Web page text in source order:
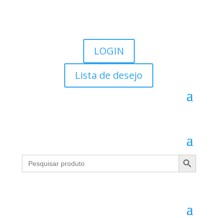
LOGIN
Lista de desejo
Search
for:
Search Button